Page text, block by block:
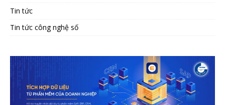
Tin tức
Tin tức công nghệ số